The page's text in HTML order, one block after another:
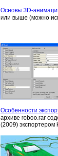
Основы 3D-
или выше (можно
Особенности
архиве roboo.rar
(2009) экспортером